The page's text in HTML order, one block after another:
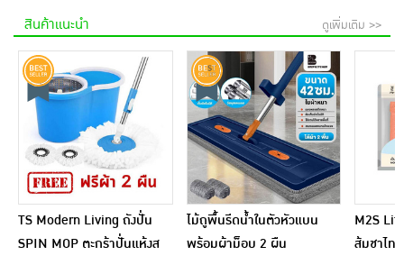
สินค้าแนะนำ ดูเพิ่มเติม >>
TS Modern Living ถังปั่น
SPIN MOP ตะกร้าปั่นแห้งส
ไม้ถูพื้นรีดน้ำในตัวหัวแบน
พร้อมผ้าม็อบ 2 ผืน
M2S
ส้มชาไท